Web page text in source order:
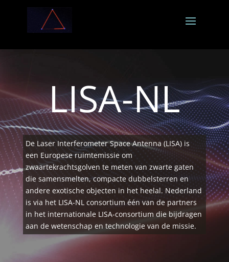
LISA-NL
De Laser Interferometer Space Antenna (LISA) is
een Europese ruimtemissie om
zwaartekrachtsgolven te meten van zwarte gaten
die samensmelten, compacte dubbelsterren en
andere exotische objecten in het heelal. Nederland
is via het LISA-NL consortium één van de partners
in het internationale LISA-consortium die bijdragen
aan de wetenschap en technologie van de missie.